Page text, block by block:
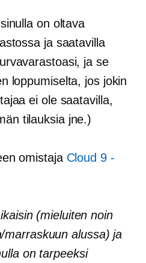
on oltava
ja saatavilla
ja se
loppumiselta, jos jokin
ei ole saatavilla,
tilauksia jne.)
omistaja Cloud 9 -
(mieluiten noin
marraskuun alussa) ja
on tarpeeksi